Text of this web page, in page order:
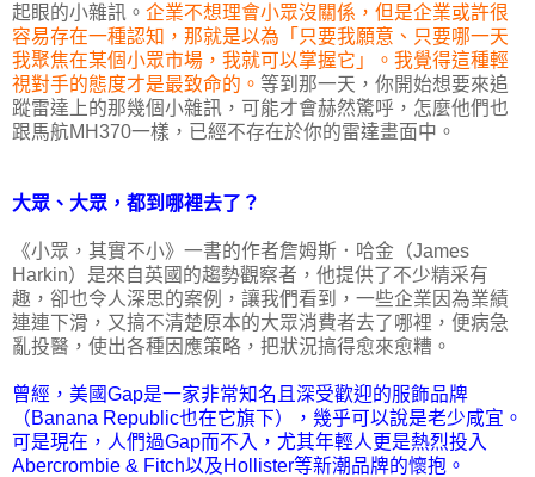
起眼的小雜訊。 企業不想理會小眾沒關係，但是企業或許很
容易存在一種認知，那就是以為「只要我願意、只要哪一天
我聚焦在某個小眾市場，我就可以掌握它」。我覺得這種輕
視對手的態度才是最致命的。 等到那一天，你開始想要來追
蹤雷達上的那幾個小雜訊，可能才會赫然驚呼，怎麼他們也
跟馬航MH370一樣，已經不存在於你的雷達畫面中。
大眾、大眾，都到哪裡去了？
《小眾，其實不小》一書的作者詹姆斯．哈金（James
Harkin）是來自英國的趨勢觀察者，他提供了不少精采有
趣，卻也令人深思的案例，讓我們看到，一些企業因為業績
連連下滑，又搞不清楚原本的大眾消費者去了哪裡，便病急
亂投醫，使出各種因應策略，把狀況搞得愈來愈糟。
曾經，美國Gap是一家非常知名且深受歡迎的服飾品牌
（Banana Republic也在它旗下），幾乎可以說是老少咸宜。
可是現在，人們過Gap而不入，尤其年輕人更是熱烈投入
Abercrombie & Fitch以及Hollister等新潮品牌的懷抱。